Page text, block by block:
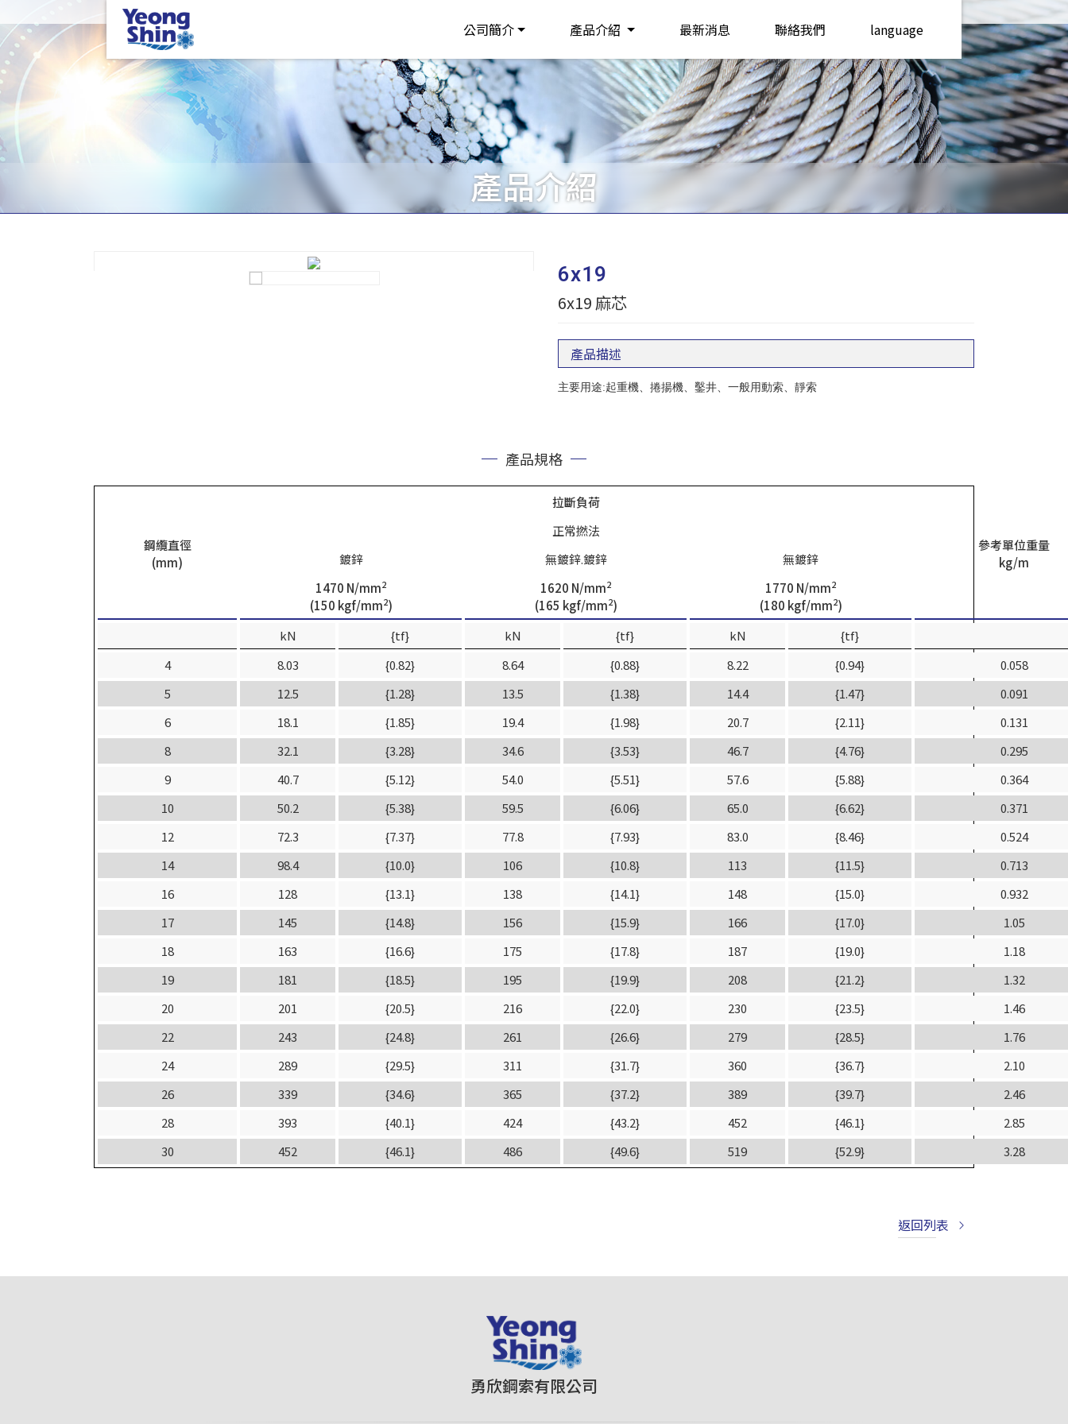
公司簡介 產品介紹 最新消息 聯絡我們 language
產品介紹
6x19
6x19 麻芯
產品描述
主要用途:起重機、捲揚機、鑿井、一般用動索、靜索
產品規格
鋼纜直徑
(mm)
拉斷負荷
參考單位重量
kg/m
正常撚法
鍍鋅
無鍍鋅.鍍鋅
無鍍鋅
1470 N/mm2
(150 kgf/mm2)
1620 N/mm2
(165 kgf/mm2)
1770 N/mm2
(180 kgf/mm2)
kN
{tf} kN {tf} kN
{tf}
4
8.03 {0.82} 8.64 {0.88} 8.22 {0.94}
0.058
5
12.5 {1.28} 13.5 {1.38} 14.4 {1.47}
0.091
6
18.1 {1.85} 19.4 {1.98} 20.7 {2.11}
0.131
8
32.1 {3.28} 34.6 {3.53} 46.7 {4.76}
0.295
9
40.7 {5.12} 54.0 {5.51} 57.6 {5.88}
0.364
10
50.2 {5.38} 59.5 {6.06} 65.0 {6.62}
0.371
12
72.3 {7.37} 77.8 {7.93} 83.0 {8.46}
0.524
14
98.4 {10.0} 106 {10.8} 113 {11.5}
0.713
16
128 {13.1} 138 {14.1} 148 {15.0}
0.932
17
145 {14.8} 156 {15.9} 166 {17.0}
1.05
18
163 {16.6} 175 {17.8} 187 {19.0}
1.18
19
181 {18.5} 195 {19.9} 208 {21.2}
1.32
20
201 {20.5} 216 {22.0} 230 {23.5}
1.46
22
243 {24.8} 261 {26.6} 279 {28.5}
1.76
24
289 {29.5} 311 {31.7} 360 {36.7}
2.10
26
339 {34.6} 365 {37.2} 389 {39.7}
2.46
28
393 {40.1} 424 {43.2} 452 {46.1}
2.85
30
452 {46.1} 486 {49.6} 519 {52.9} 3.28
返回列表
勇欣鋼索有限公司